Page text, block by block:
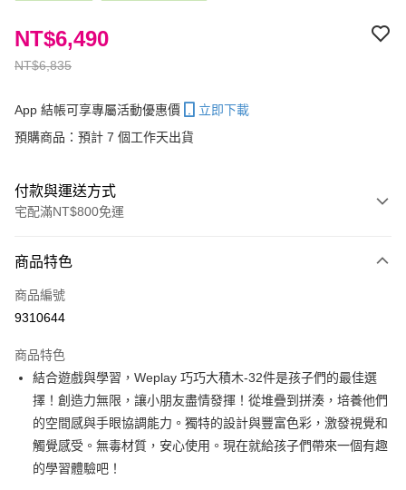
NT$6,835
NT$6,490
App 結帳可享專屬活動優惠價
立即下載
預購商品：預計 7 個工作天出貨
付款與運送方式
宅配滿NT$800免運
信用卡一次付款
LINE Pay
大哥付你分期
相關說明
【大哥付你分期使用說明】
1.本服務由台灣大哥大提供，台灣大哥大用戶可立即使用無須另外申請。
2.付款方式選擇「大哥付你分期」，訂單成立後會自動跳轉到大哥付的交易
流程，驗證手機門號後，選擇欲分期的期數、繳款截止日，確認付款後即完
AFTEE先享後付
相關說明
【關於「AFTEE先享後付」】
商品特色
商品編號
9310644
商品特色
結合遊戲與學習，Weplay 巧巧大積木-32件是孩子們的最佳選
擇！創造力無限，讓小朋友盡情發揮！從堆疊到拼湊，培養他們
的空間感與手眼協調能力。獨特的設計與豐富色彩，激發視覺和
觸覺感受。無毒材質，安心使用。現在就給孩子們帶來一個有趣
的學習體驗吧！